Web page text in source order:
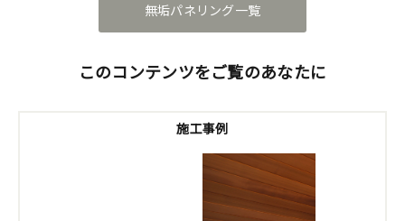
無垢パネリング一覧
このコンテンツをご覧のあなたに
施工事例